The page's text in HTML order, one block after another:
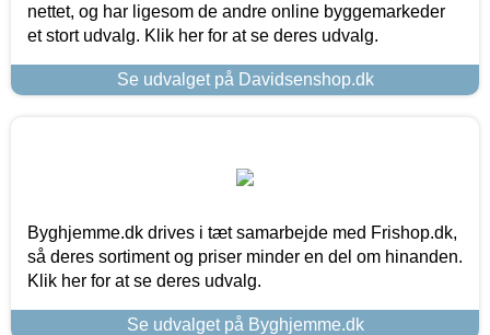
nettet, og har ligesom de andre online byggemarkeder
et stort udvalg. Klik her for at se deres udvalg.
Se udvalget på Davidsenshop.dk
Byghjemme.dk drives i tæt samarbejde med Frishop.dk,
så deres sortiment og priser minder en del om hinanden.
Klik her for at se deres udvalg.
Se udvalget på Byghjemme.dk